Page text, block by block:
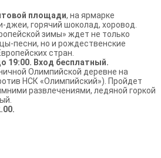
площади, на ярмарке
джеи, горячий шоколад, хоровод.
зимы» ждет не только
песни, но и рождественские
стран.
19:00. Вход бесплатный.
Олимпийской деревне на
НСК «Олимпийский»). Пройдет
развлечениями, ледяной горкой